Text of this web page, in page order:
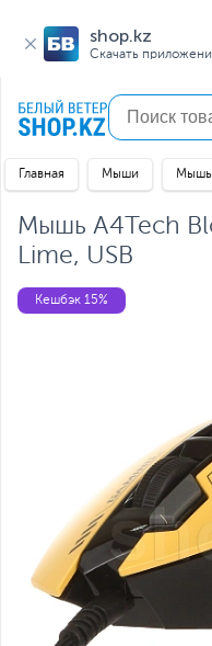
shop.kz
Скачать
Главная Мыши Мышь
Мышь A4Tech
Lime, USB
Кешбэк 15%